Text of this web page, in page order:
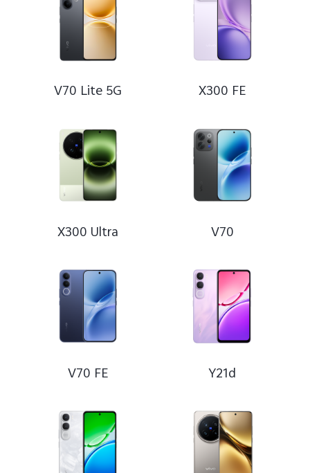
Hungary | Válasszon országot/régiót
V70 Lite 5G X300 FE
X300 Ultra V70
V70 FE Y21d